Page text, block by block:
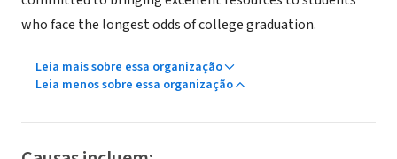
who face the longest odds of college graduation.
Leia mais sobre essa organização
Leia menos sobre essa organização